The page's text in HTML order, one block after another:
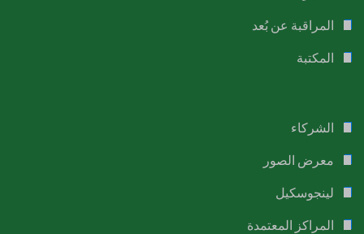
المراقبة عن بُعد
المكتبة
الشركاء
معرض الصور
لينجوسكيل
المراكز المعتمدة